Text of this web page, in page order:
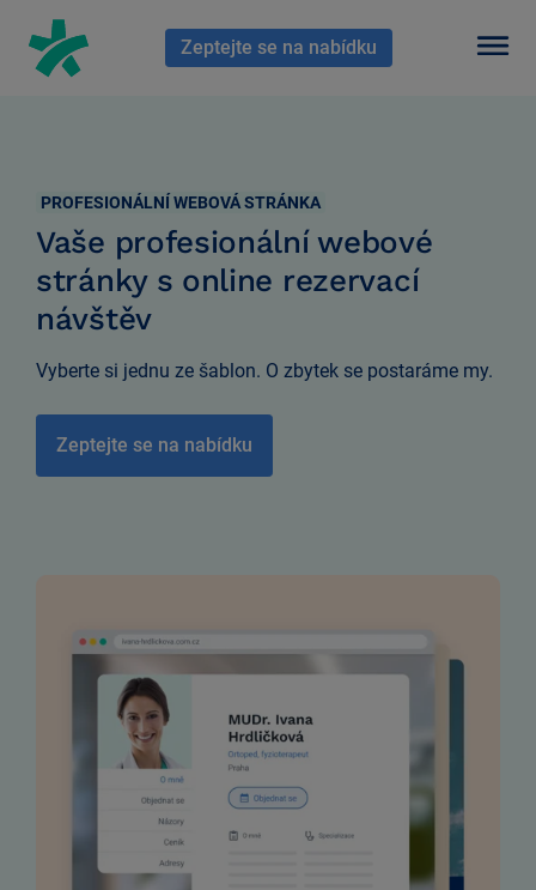
Zeptejte se na nabídku
En HubSpot tenemos otro código que te pego a continuación.
PROFESIONÁLNÍ WEBOVÁ STRÁNKA
Vaše profesionální webové
stránky s online rezervací
návštěv
Vyberte si jednu ze šablon. O zbytek se postaráme my.
Zeptejte se na nabídku